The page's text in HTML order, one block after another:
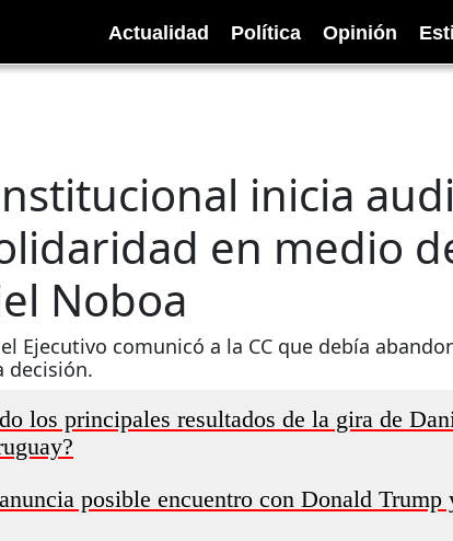
Actualidad Política Opinión
inicia
en medio
Noboa
Ejecutivo comunicó a la CC que debía
decisión.
los principales resultados de la gira de
posible encuentro con Donald Trump